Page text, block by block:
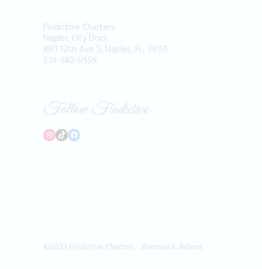
Findictive Charters
Naples City Dock
880 12th Ave S, Naples, FL, 34114
239-682-0559
Follow Findictive
Instagram TikTok Facebook
©2023 Findictive Charters - Shannon E. Adams